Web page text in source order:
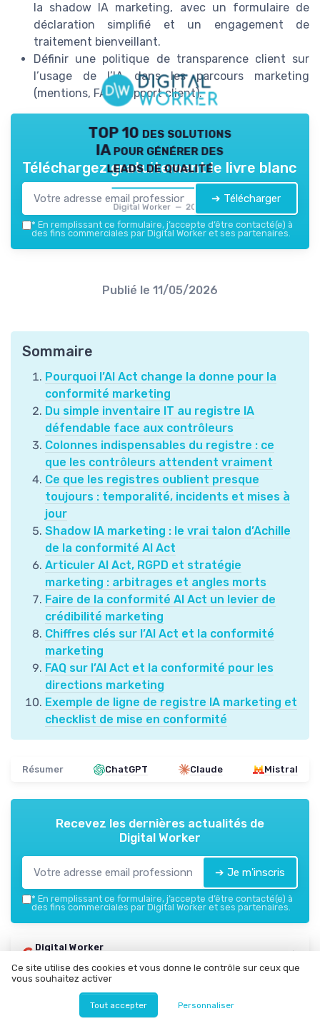
la shadow IA marketing, avec un formulaire de
déclaration simplifié et un engagement de
traitement bienveillant.
Définir une politique de transparence client sur
l’usage de l’IA dans les parcours marketing
(mentions, FAQ, support client).
TOP 10 des solutions
IA pour générer des
leads de qualité
Digital Worker — 2026
Téléchargez gratuitement le livre blanc
➔ Télécharger
* En remplissant ce formulaire, j’accepte d’être contacté(e) à
des fins commerciales par Digital Worker et ses partenaires.
Publié le 11/05/2026
Sommaire
Pourquoi l’AI Act change la donne pour la
conformité marketing
Du simple inventaire IT au registre IA
défendable face aux contrôleurs
Colonnes indispensables du registre : ce
que les contrôleurs attendent vraiment
Ce que les registres oublient presque
toujours : temporalité, incidents et mises à
jour
Shadow IA marketing : le vrai talon d’Achille
de la conformité AI Act
Articuler AI Act, RGPD et stratégie
marketing : arbitrages et angles morts
Faire de la conformité AI Act un levier de
crédibilité marketing
Chiffres clés sur l’AI Act et la conformité
marketing
FAQ sur l’AI Act et la conformité pour les
directions marketing
Exemple de ligne de registre IA marketing et
checklist de mise en conformité
Résumer ChatGPT Claude Mistral
Recevez les dernières actualités de
Digital Worker
➔ Je m'inscris
* En remplissant ce formulaire, j’accepte d’être contacté(e) à
des fins commerciales par Digital Worker et ses partenaires.
Digital Worker
Parole d'experts
Ce site utilise des cookies et vous donne le contrôle sur ceux que
vous souhaitez activer
Tout accepter Personnaliser